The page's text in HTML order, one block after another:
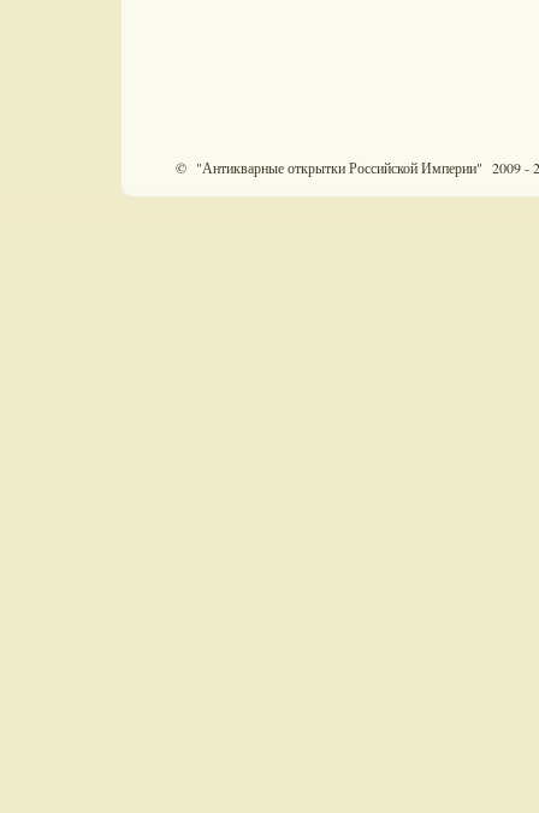
© "Антикварные открытки Российской Империи" 2009 -